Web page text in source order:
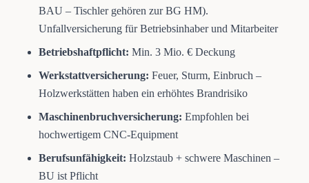
BAU – Tischler gehören zur BG HM).
Unfallversicherung für Betriebsinhaber und Mitarbeiter
Betriebshaftpflicht: Min. 3 Mio. € Deckung
Werkstattversicherung: Feuer, Sturm, Einbruch –
Holzwerkstätten haben ein erhöhtes Brandrisiko
Maschinenbruchversicherung: Empfohlen bei
hochwertigem CNC-Equipment
Berufsunfähigkeit: Holzstaub + schwere Maschinen –
BU ist Pflicht